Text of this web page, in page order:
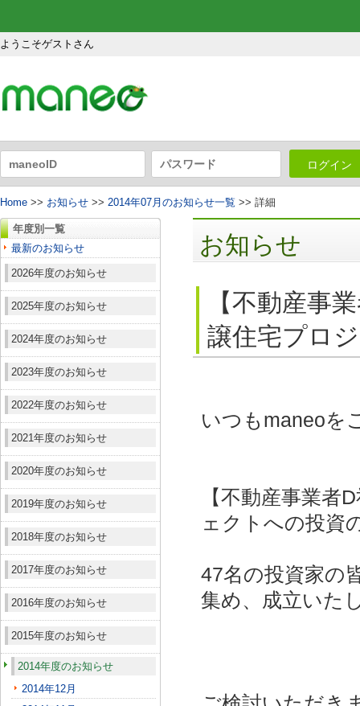
ようこそゲストさん
ログイン
Home >> お知らせ >> 2014年07月のお知らせ一覧 >> 詳細
年度別一覧
最新のお知らせ
2026年度のお知らせ
2025年度のお知らせ
2024年度のお知らせ
2023年度のお知らせ
2022年度のお知らせ
2021年度のお知らせ
2020年度のお知らせ
2019年度のお知らせ
2018年度のお知らせ
2017年度のお知らせ
2016年度のお知らせ
2015年度のお知らせ
2014年度のお知らせ
2014年12月
お知らせ
【不動産事
譲住宅プロ
いつもmaneoを
【不動産事業者
ェクトへの投資
47名の投資家の
集め、成立いた